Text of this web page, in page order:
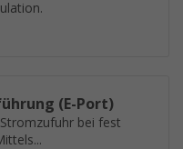
(E-Port)
bei fest